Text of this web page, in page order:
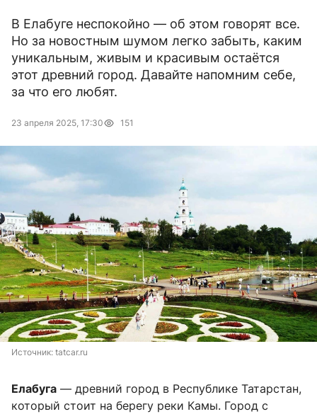
В Елабуге неспокойно — об этом говорят все.
Но за новостным шумом легко забыть, каким
уникальным, живым и красивым остаётся
этот древний город. Давайте напомним себе,
за что его любят.
23 апреля 2025, 17:30 151
Источник: tatcar.ru
Елабуга — древний город в Республике Татарстан,
который стоит на берегу реки Камы. Город с